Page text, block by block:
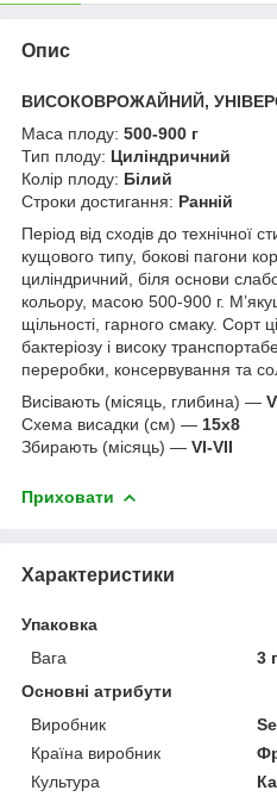
Опис
ВИСОКОВРОЖАЙНИЙ,
Маса плоду: 500-900 г
Тип плоду: Циліндричний
Колір плоду: Білий
Строки достигання: Ранній
Період від сходів до технічної
кущового типу, бокові пагони
циліндричний, біля основи
кольору, масою 500-900 г.
щільності, гарного смаку. Сорт
бактеріозу і високу
переробки, консервування та
Висівають (місяць, глибина) —
Схема висадки (см) — 15х8
Збирають (місяць) — VI-VII
Приховати
Характеристики
Упаковка
Вага
3 г
Основні атрибути
Виробник
Країна виробник
Культура